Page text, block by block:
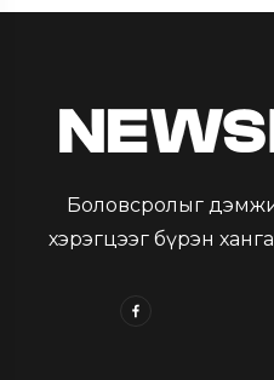
Боловсролыг
хэрэгцээг бүрэн